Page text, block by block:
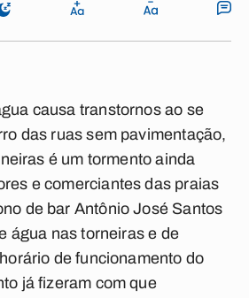
causa transtornos ao se
das ruas sem pavimentação,
é um tormento ainda
e comerciantes das praias
de bar Antônio José Santos
água nas torneiras e de
de funcionamento do
já fizeram com que